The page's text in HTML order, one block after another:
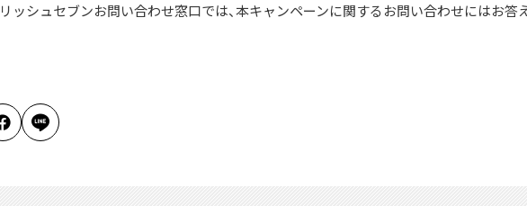
ッシュセブンお問い合わせ窓口では、本キャンペーンに関するお問い合わせにはお答